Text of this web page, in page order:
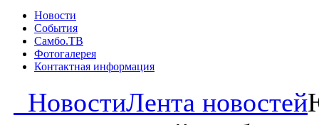
Новости
События
Самбо.ТВ
Фотогалерея
Контактная информация
НовостиЛента новостей